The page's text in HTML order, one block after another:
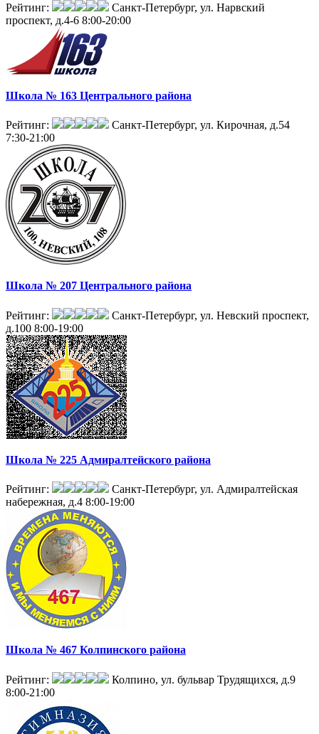
Рейтинг:
Санкт-Петербург, ул. Нарвский
проспект, д.4-6 8:00-20:00
Школа № 163 Центрального района
Рейтинг:
Санкт-Петербург, ул. Кирочная, д.54
7:30-21:00
Школа № 207 Центрального района
Рейтинг:
Санкт-Петербург, ул. Невский проспект,
д.100 8:00-19:00
Школа № 225 Адмиралтейского района
Рейтинг:
Санкт-Петербург, ул. Адмиралтейская
набережная, д.4 8:00-19:00
Школа № 467 Колпинского района
Рейтинг:
Колпино, ул. бульвар Трудящихся, д.9
8:00-21:00